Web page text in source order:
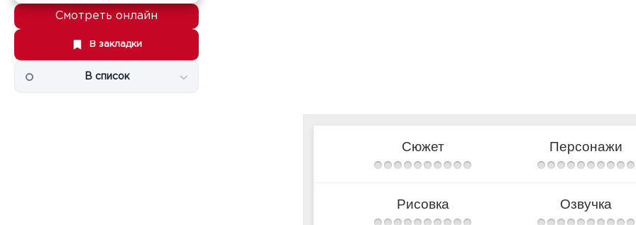
Смотреть онлайн
В закладки
В список
Сюжет Персонажи
Рисовка Озвучка